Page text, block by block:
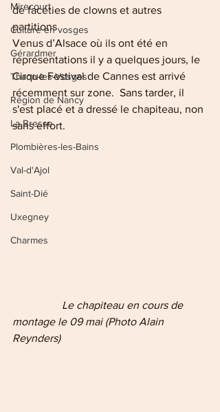
Mirecourt
Culture en vosges
Gérardmer
Thaon-les-Vosges
Région de Nancy
La Bresse
Plombières-les-Bains
Val-d'Ajol
Saint-Dié
Uxegney
Charmes
de facéties de clowns et autres
partitions
Venus d’Alsace où ils ont été en
représentations il y a quelques jours, le
Cirque Festival de Cannes est arrivé
récemment sur zone.  Sans tarder, il
s'est placé et a dressé le chapiteau, non
sans effort.
  Le chapiteau en cours de
montage le 09 mai (Photo Alain
Reynders)